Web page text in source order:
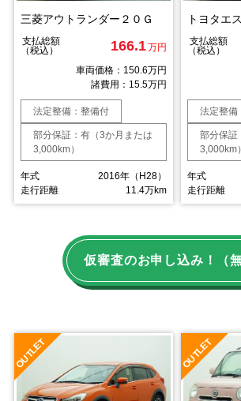
三菱アウトランダー２０Ｇ
支払総額
（税込）
166.1万円
車両価格：150.6万円
諸費用：15.5万円
法定整備：整備付
部分保証：有（3か月または
3,000km）
年式
2016年（H28）
走行距離
11.4万km
支払総額
（税込）
法定整備
部分保証
3,000km）
年式
走行距離
仮審査のお申し込み！（無